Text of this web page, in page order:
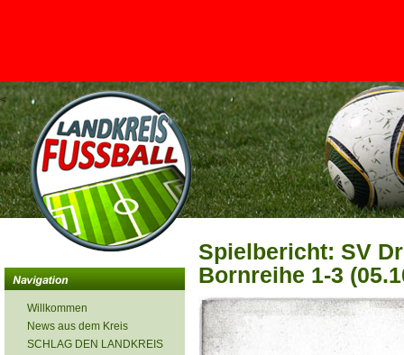
<
Willkommen
News aus dem Kreis
SCHLAG DEN LANDKREIS
Spielbericht: SV
Bornreihe 1-3